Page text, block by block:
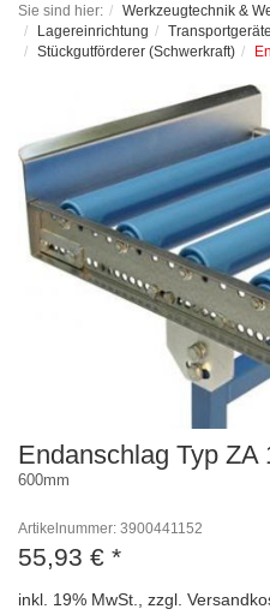
Sie sind hier: Werkzeugtechnik &
Lagereinrichtung
Stückgutförderer (Schwerkraft)
Endanschlag Typ
600mm
Artikelnummer: 3900441152
55,93 € *
inkl. 19% MwSt., zzgl.